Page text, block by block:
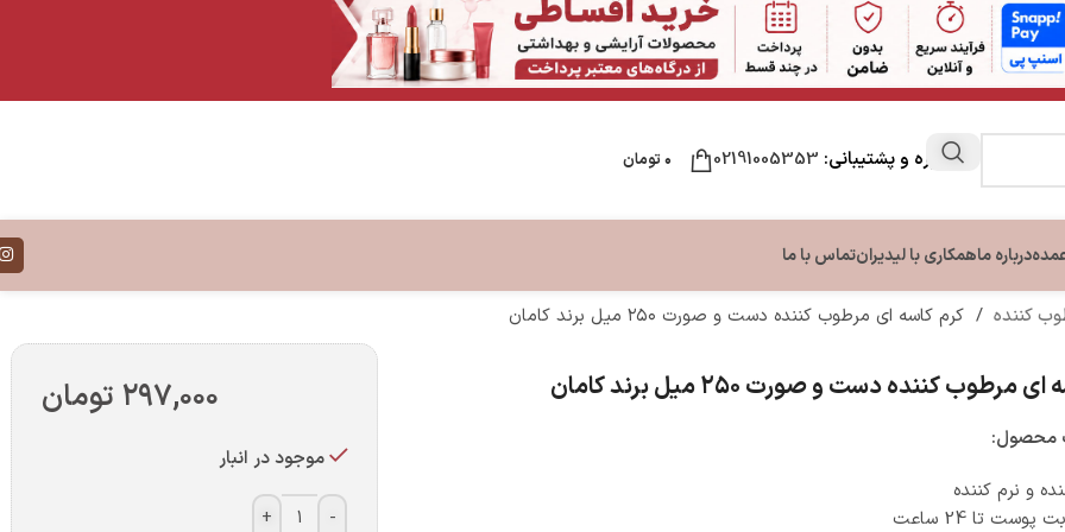
مشاوره و پشتیبانی: 02191005353 ۰ تومان
بدن نرم کننده و بالم لبتقویت کننده ناخن
کرم ترک پا
درباره ماهمکاری با لیدیرانتماس با ما
کننده / کرم کاسه ای مرطوب کننده دست و صورت ۲۵۰ میل برند کامان
مرطوب کننده دست و صورت ۲۵۰ میل برند کامان
محصول:
و نرم کننده
تا 24 ساعت
۲۹۷,۰۰۰ تومان
موجود در انبار
-
+